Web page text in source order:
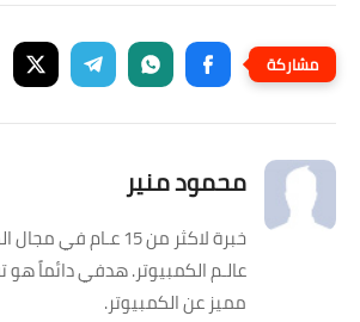
محمود منير
خبرة لاكثر من 15
عالـم الكمبيوتر. هدفي دائماً
مميز عن الكمبيوتر.